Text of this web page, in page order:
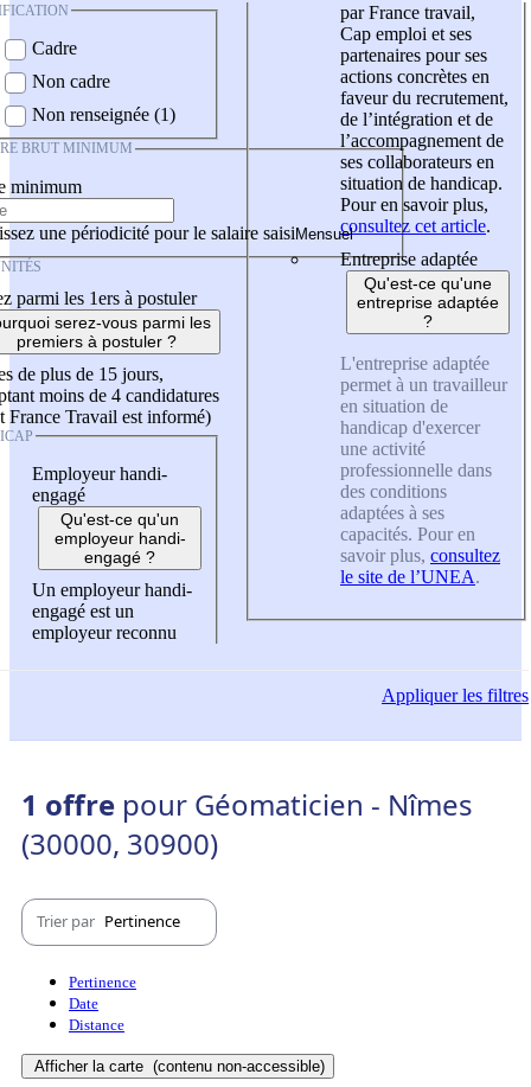
Cadre
Non cadre
Non renseignée (1)
BRUT MINIMUM
minimum
une périodicité pour le salaire saisi
parmi les 1ers à postuler
serez-vous parmi les
premiers à postuler ?
de plus de 15 jours,
moins de 4 candidatures
France Travail est informé)
Employeur handi-
engagé
Qu'est-ce qu'un
employeur handi-
engagé ?
Un employeur handi-
engagé est un
employeur reconnu
par France travail,
Cap emploi et ses
partenaires pour ses
actions concrètes en
faveur du recrutement,
de l’intégration et de
l’accompagnement de
ses collaborateurs en
situation de handicap.
Pour en savoir plus,
consultez cet article.
Entreprise adaptée
Qu'est-ce qu'une
entreprise adaptée
?
L'entreprise adaptée
permet à un travailleur
en situation de
handicap d'exercer
une activité
professionnelle dans
des conditions
adaptées à ses
capacités. Pour en
savoir plus, consultez
le site de l’UNEA.
Appliquerles filtres
1 offre pour Géomaticien - Nîmes
(30000, 30900)
Trier par Pertinence
Pertinence
Date
Distance
Afficher la carte (contenu non-accessible)